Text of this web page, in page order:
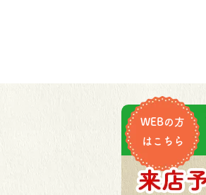
WEBの方
はこちら